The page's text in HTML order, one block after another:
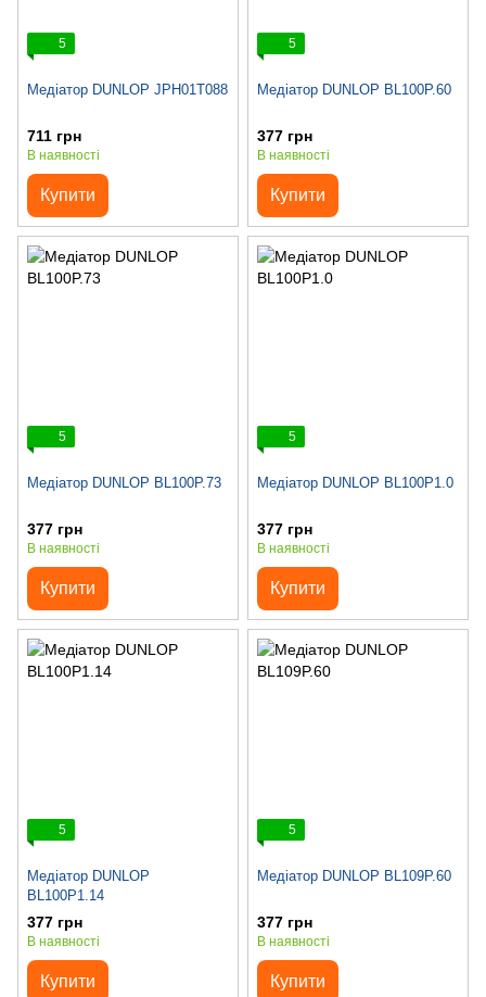
5
Медіатор DUNLOP JPH01T088
711 грн
В наявності
Купити
5
Медіатор DUNLOP BL100P.60
377 грн
В наявності
Купити
5
Медіатор DUNLOP BL100P.73
377 грн
В наявності
Купити
5
Медіатор DUNLOP BL100P1.0
377 грн
В наявності
Купити
5
Медіатор DUNLOP
BL100P1.14
377 грн
В наявності
Купити
5
Медіатор DUNLOP BL109P.60
377 грн
В наявності
Купити